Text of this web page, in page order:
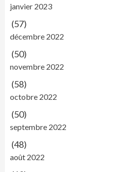
janvier 2023
(57)
décembre 2022
(50)
novembre 2022
(58)
octobre 2022
(50)
septembre 2022
(48)
août 2022